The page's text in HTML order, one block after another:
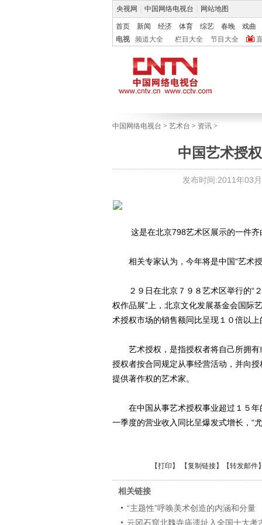
央视网 中国网络电视台 网站地图
首页 新闻 经济 体育 综艺 春晚 戏曲
电视
频道大全 栏目大全 节目大全
中国网络电视台 > 艺术台 > 资讯 >
中国艺术授
发布时间:2011年03
这是在北京798艺术区展示的一件
相关专家认为，今年将是中国“艺术授
２９日在北京７９８艺术区举行的“２
权作品展”上，北京文化发展基金会国际
术授权市场的销售额同比呈现１０倍以
艺术授权，是指授权者将自己所拥有
授权者按合同规定从事经营活动，并向
提供著作权的艺术家。
在中国从事艺术授权事业超过１５年
一季度的营业收入同比呈爆发式增长，“
【打印 】 【复制链接】【转发邮件】
相关链接
“主题性”呼唤美术创造的内涵和分量
云冈石窟北魏寺庙遗址入全国十大考